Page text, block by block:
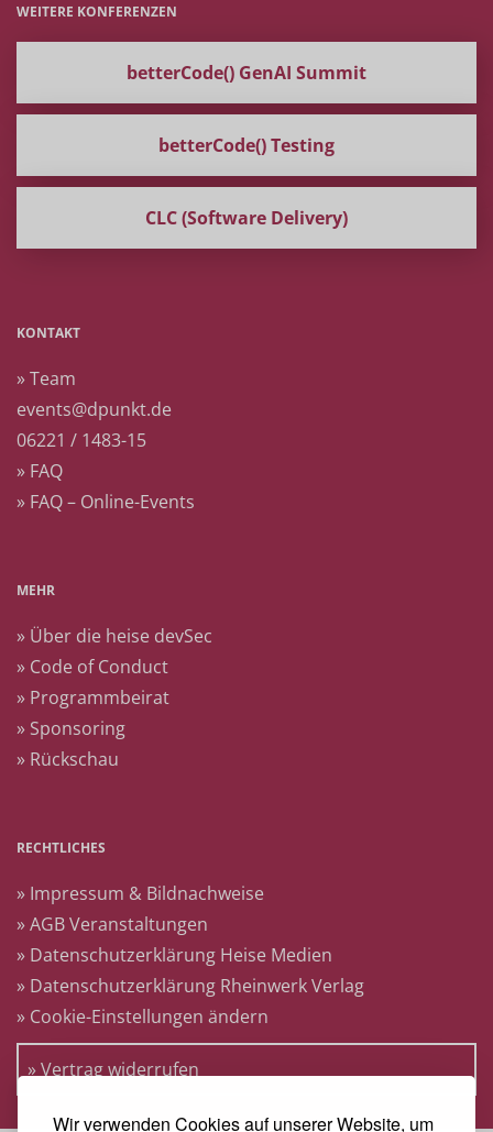
Wir verwenden Cookies auf unserer Website, um
WEITERE KONFERENZEN
betterCode() GenAI Summit
betterCode() Testing
CLC (Software Delivery)
KONTAKT
» Team
events@dpunkt.de
06221 / 1483-15
» FAQ
» FAQ – Online-Events
MEHR
» Über die heise devSec
» Code of Conduct
» Programmbeirat
» Sponsoring
» Rückschau
RECHTLICHES
» Impressum & Bildnachweise
» AGB Veranstaltungen
» Datenschutzerklärung Heise Medien
» Datenschutzerklärung Rheinwerk Verlag
» Cookie-Einstellungen ändern
» Vertrag widerrufen